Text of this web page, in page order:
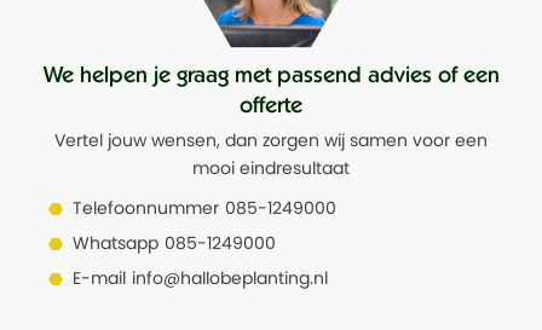
We helpen je graag met passend advies of een
offerte
Vertel jouw wensen, dan zorgen wij samen voor een
mooi eindresultaat
Telefoonnummer 085-1249000
Whatsapp 085-1249000
E-mail info@hallobeplanting.nl